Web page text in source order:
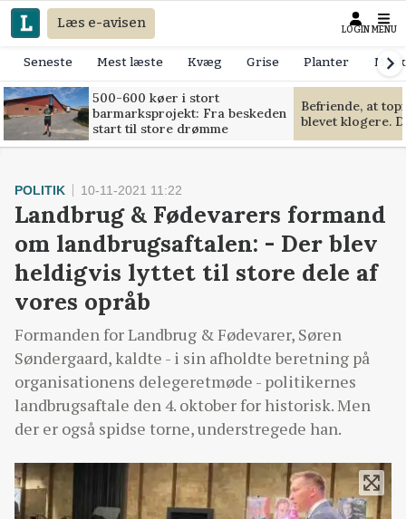
Læs e-avisen LOGIN MENU
Seneste Mest læste Kvæg Grise Planter
500-600 køer i stort
barmarksprojekt: Fra beskeden
start til store drømme
Befriende, at
blevet klogere.
POLITIK 10-11-2021 11:22
Landbrug & Fødevarers formand
om landbrugsaftalen: - Der blev
heldigvis lyttet til store dele af
vores opråb
Formanden for Landbrug & Fødevarer, Søren
Søndergaard, kaldte - i sin afholdte beretning på
organisationens delegeretmøde - politikernes
landbrugsaftale den 4. oktober for historisk. Men
der er også spidse torne, understregede han.